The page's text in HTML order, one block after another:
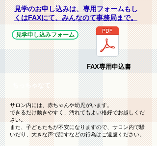
​見学のお申し込みは、専用フォームもし
くはFAXにて、みんなのて事務局まで。
見学申し込みフォーム
​FAX専用申込書
​ちっちゃなて
サロン内には、赤ちゃんや幼児がいます。
できるだけ動きやすく、汚れてもよい格好でお越しくだ
さい。
また、子どもたちが不安になりますので、サロン内で騒
いだり、大きな声で話すなどの行為はご遠慮ください。